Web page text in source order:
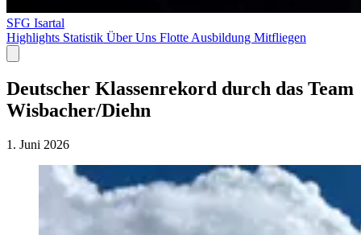
SFG Isartal
Highlights Statistik Über Uns Flotte Ausbildung Mitfliegen
Deutscher Klassenrekord durch das Team
Wisbacher/Diehn
1. Juni 2026